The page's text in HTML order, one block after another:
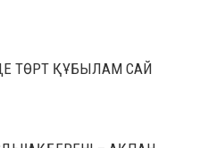
ТӨРТ ҚҰБЫЛАМ САЙ